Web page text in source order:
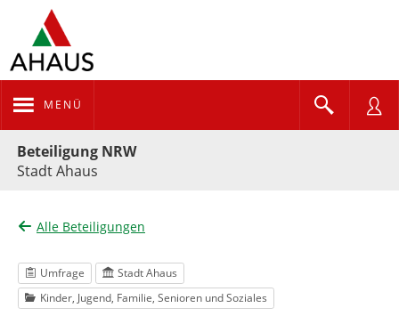
MENÜ
Beteiligung NRW
Stadt Ahaus
Alle Beteiligungen
Umfrage
Stadt Ahaus
Kinder, Jugend, Familie, Senioren und Soziales